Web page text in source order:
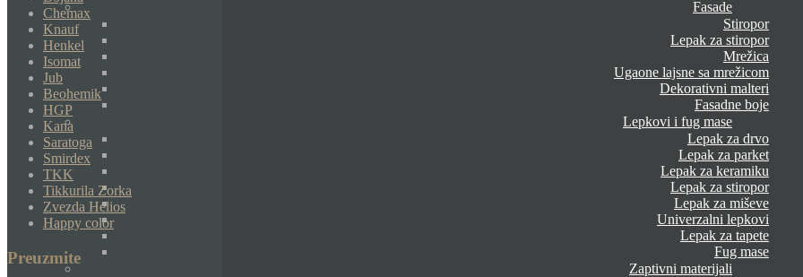
Fasade
Stiropor
Lepak za stiropor
Mrežica
Ugaone lajsne sa mrežicom
Dekorativni malteri
Fasadne boje
Lepkovi i fug mase
Lepak za drvo
Lepak za parket
Lepak za keramiku
Lepak za stiropor
Lepak za miševe
Univerzalni lepkovi
Lepak za tapete
Fug mase
Zaptivni materijali
Chemax
Knauf
Henkel
Isomat
Jub
Beohemik
HGP
Kana
Saratoga
Smirdex
TKK
Tikkurila Zorka
Zvezda Helios
Happy color
Preuzmite